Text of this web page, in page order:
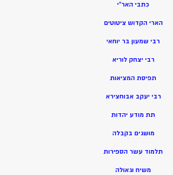
כתבי האר”י
הארי הקדוש ציטוטים
רבי שמעון בר יוחאי
רבי יצחק לוריא
תפיסת המציאות
רבי יעקב אבוחצירא
תת מודע יהדות
מושגים בקבלה
תלמוד עשר הספירות
משיח וגאולה